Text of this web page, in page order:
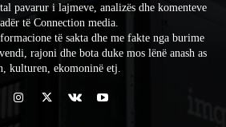
pavarur i lajmeve, analizës dhe komenteve
të Connection media.
të sakta dhe me fakte nga burime
rajoni dhe bota duke mos lënë anash as
kulturen, ekomoninë etj.